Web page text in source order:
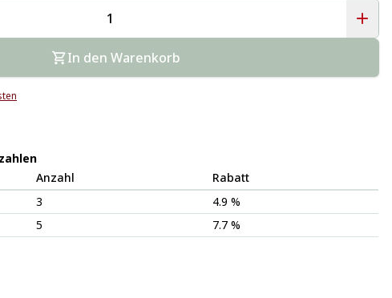
In den Warenkorb
Anzahl
Rabatt
3
4.9 %
5 7.7 %